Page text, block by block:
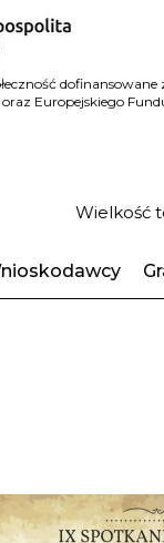
oraz Europejskiego
Wielkość